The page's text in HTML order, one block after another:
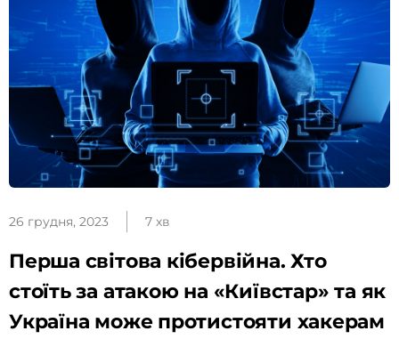
26 грудня, 2023 7 хв
Перша світова кібервійна. Хто
стоїть за атакою на «Київстар» та як
Україна може протистояти хакерам